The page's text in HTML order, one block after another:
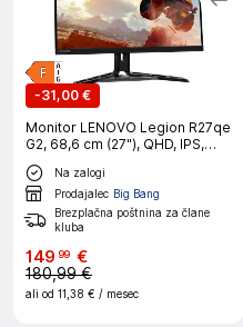
-31,00 €
Monitor LENOVO Legion R27qe
G2, 68,6 cm (27"), QHD, IPS,
16:9, 2560x1440, 200 Hz
Na zalogi
Prodajalec Big Bang
Brezplačna poštnina za člane
kluba
149 99 €
180,99 €
ali od 11,38 € / mesec